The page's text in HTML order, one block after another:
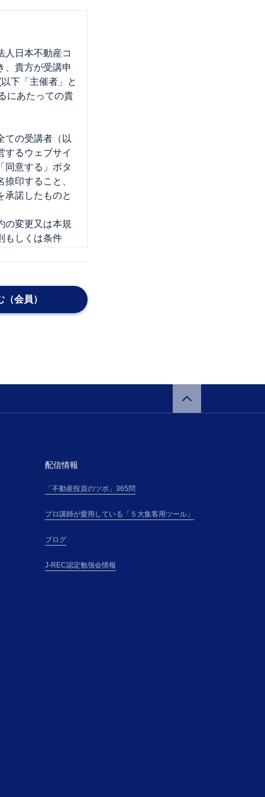
人日本不動産コ
、貴方が受講申
下「主催者」と
にあたっての貴
ての受講者（以
するウェブサイ
同意する」ボタ
印すること、
承諾したものと
の変更又は本規
もしくは条件
該変更規定又
た場合には、
従って、受講の
話番号その他主
以下「登録情
）、所属団体と
会員）
配信情報
「不動産投資のツボ」365問
プロ講師が愛用している「５大集客用ツール」
ブログ
J-REC認定勉強会情報